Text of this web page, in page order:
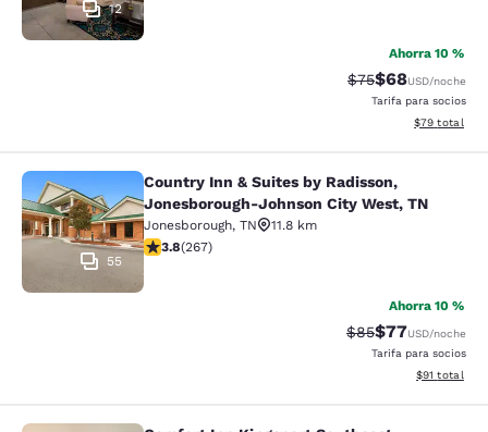
12
Ahorra 10 %
Precio tachado:
$75Precio con
$68USD/noche
Tarifa para socios
Ver detalles
$79 total
Country Inn & Suites by Radisson,
55
Country Inn & Suites by Radisson,
Jonesborough-Johnson City West, TN
Jonesborough, TN
11.8 km
calificación de 3.76 estrellas. Bueno. 267 reseñas
3.8(267)
Ahorra 10 %
Precio tachado:
$85Precio con
$77USD/noche
Tarifa para socios
Ver detalles
$91 total